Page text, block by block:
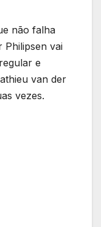
não falha
Philipsen vai
e
van der
vezes.